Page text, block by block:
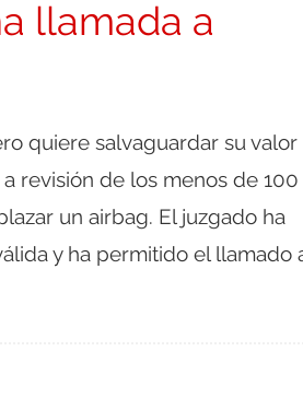
llamada a
quiere salvaguardar su valor
revisión de los menos de 100
un airbag. El juzgado ha
y ha permitido el llamado